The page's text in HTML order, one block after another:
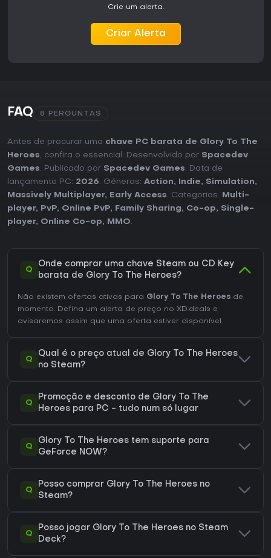
Crie um alerta.
Criar Alerta
FAQ 8 PERGUNTAS
Antes de procurar uma chave PC barata de Glory To The
Heroes, confira o essencial. Desenvolvido por Spacedev
Games. Publicado por Spacedev Games. Data de
lançamento PC: 2026. Géneros: Action, Indie, Simulation,
Massively Multiplayer, Early Access. Categorias:
Multi-
player, PvP, Online PvP, Family Sharing, Co-op, Single-
player, Online Co-op, MMO.
Q
Onde comprar uma chave Steam ou CD Key
barata de Glory To The Heroes?
Não existem ofertas ativas para Glory To The Heroes de
momento. Defina um alerta de preço no XD.deals e
avisaremos assim que uma oferta estiver disponível.
Q
Qual é o preço atual de Glory To The Heroes
no Steam?
Q
Promoção e desconto de Glory To The
Heroes para PC - tudo num só lugar
Q
Glory To The Heroes tem suporte para
GeForce NOW?
Q
Posso comprar Glory To The Heroes no
Steam?
Q
Posso jogar Glory To The Heroes no Steam
Deck?